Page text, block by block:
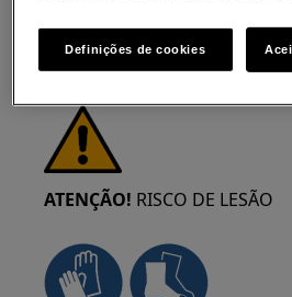
ATENÇÃO! RISCO DE LESÃO
Definições de cookies